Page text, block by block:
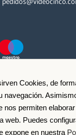
Cookies, de
navegación.
nos permiten
web. Puedes
expone en nuestra